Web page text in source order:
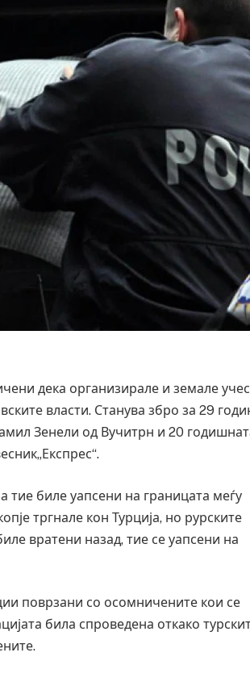
дека организирале и земале
власти. Станува збро за 29
Зенели од Вучитрн и 20
тие биле уапсени на границата меѓу
тргнале кон Турција, но рурските
вратени назад, тие се уапсени на
поврзани со осомничените кои се
била спроведена откако